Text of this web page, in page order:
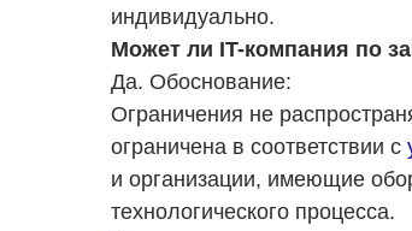
индивидуально.
Может ли IT-компания по
Да. Обоснование:
Ограничения не
ограничена в соответствии с
и организации, имеющие
технологического процесса.